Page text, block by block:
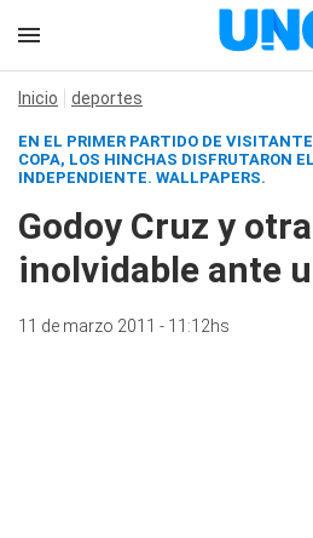
Inicio deportes
EN EL PRIMER PARTIDO DE
COPA, LOS HINCHAS DISFRUTARON
INDEPENDIENTE. WALLPAPERS.
Godoy Cruz y
inolvidable ante
11 de marzo 2011 - 11:12hs